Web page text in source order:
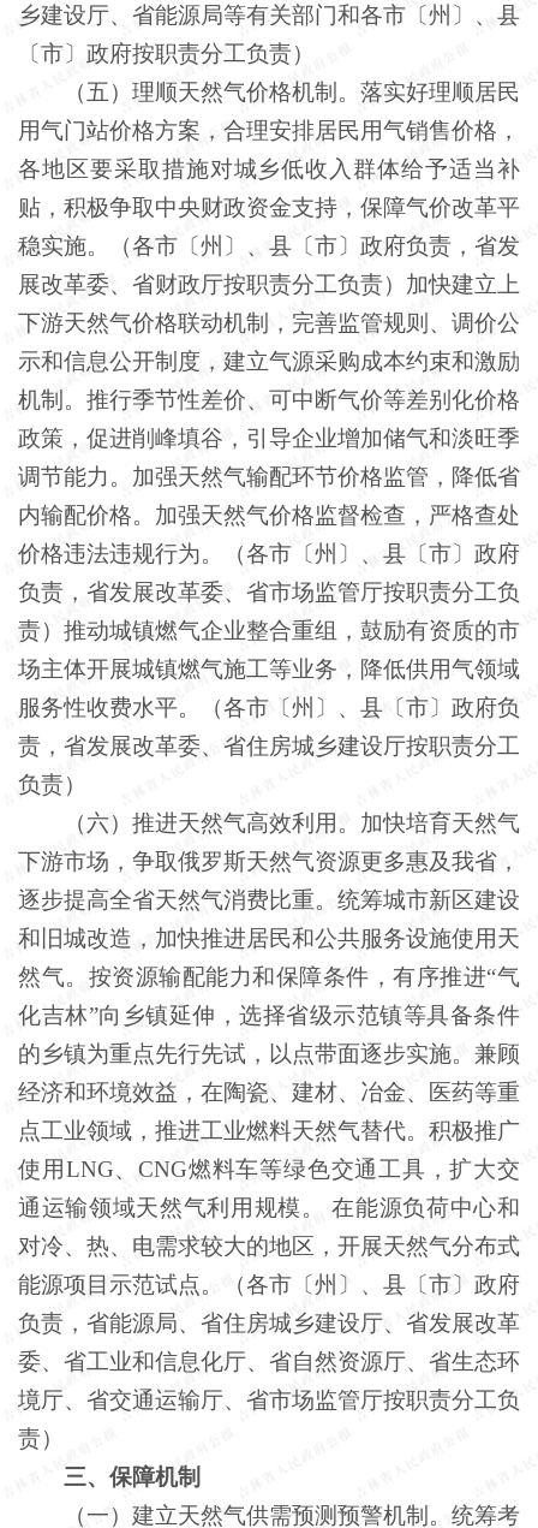
乡建设厅、省能源局等有关部门和各市〔州〕、县
〔市〕政府按职责分工负责）
（五）理顺天然气价格机制。落实好理顺居民
用气门站价格方案，合理安排居民用气销售价格，
各地区要采取措施对城乡低收入群体给予适当补
贴，积极争取中央财政资金支持，保障气价改革平
稳实施。（各市〔州〕、县〔市〕政府负责，省发
展改革委、省财政厅按职责分工负责）加快建立上
下游天然气价格联动机制，完善监管规则、调价公
示和信息公开制度，建立气源采购成本约束和激励
机制。推行季节性差价、可中断气价等差别化价格
政策，促进削峰填谷，引导企业增加储气和淡旺季
调节能力。加强天然气输配环节价格监管，降低省
内输配价格。加强天然气价格监督检查，严格查处
价格违法违规行为。（各市〔州〕、县〔市〕政府
负责，省发展改革委、省市场监管厅按职责分工负
责）推动城镇燃气企业整合重组，鼓励有资质的市
场主体开展城镇燃气施工等业务，降低供用气领域
服务性收费水平。（各市〔州〕、县〔市〕政府负
责，省发展改革委、省住房城乡建设厅按职责分工
负责）
（六）推进天然气高效利用。加快培育天然气
下游市场，争取俄罗斯天然气资源更多惠及我省，
逐步提高全省天然气消费比重。统筹城市新区建设
和旧城改造，加快推进居民和公共服务设施使用天
然气。按资源输配能力和保障条件，有序推进“气
化吉林”向乡镇延伸，选择省级示范镇等具备条件
的乡镇为重点先行先试，以点带面逐步实施。兼顾
经济和环境效益，在陶瓷、建材、冶金、医药等重
点工业领域，推进工业燃料天然气替代。积极推广
使用LNG、CNG燃料车等绿色交通工具，扩大交
通运输领域天然气利用规模。 在能源负荷中心和
对冷、热、电需求较大的地区，开展天然气分布式
能源项目示范试点。（各市〔州〕、县〔市〕政府
负责，省能源局、省住房城乡建设厅、省发展改革
委、省工业和信息化厅、省自然资源厅、省生态环
境厅、省交通运输厅、省市场监管厅按职责分工负
责）
三、保障机制
（一）建立天然气供需预测预警机制。统筹考